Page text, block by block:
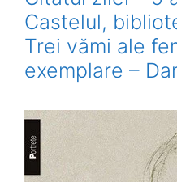
Castelul,
Trei vămi ale
exemplare –